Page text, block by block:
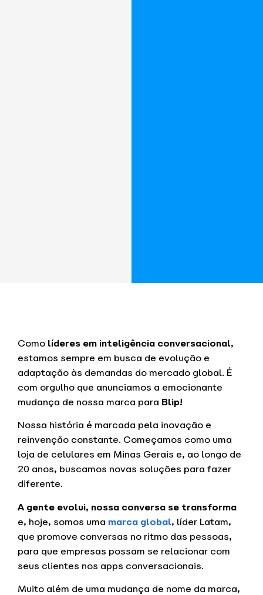
Como líderes em inteligência conversacional,
estamos sempre em busca de evolução e
adaptação às demandas do mercado global. É
com orgulho que anunciamos a emocionante
mudança de nossa marca para Blip!
Nossa história é marcada pela inovação e
reinvenção constante. Começamos como uma
loja de celulares em Minas Gerais e, ao longo de
20 anos, buscamos novas soluções para fazer
diferente.
A gente evolui, nossa conversa se transforma
e, hoje, somos umamarca global, líder Latam,
que promove conversas no ritmo das pessoas,
para que empresas possam se relacionar com
seus clientes nos apps conversacionais.
Muito além de uma mudança de nome da marca,